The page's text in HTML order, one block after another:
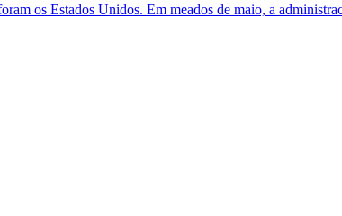
os Estados Unidos. Em meados de maio, a